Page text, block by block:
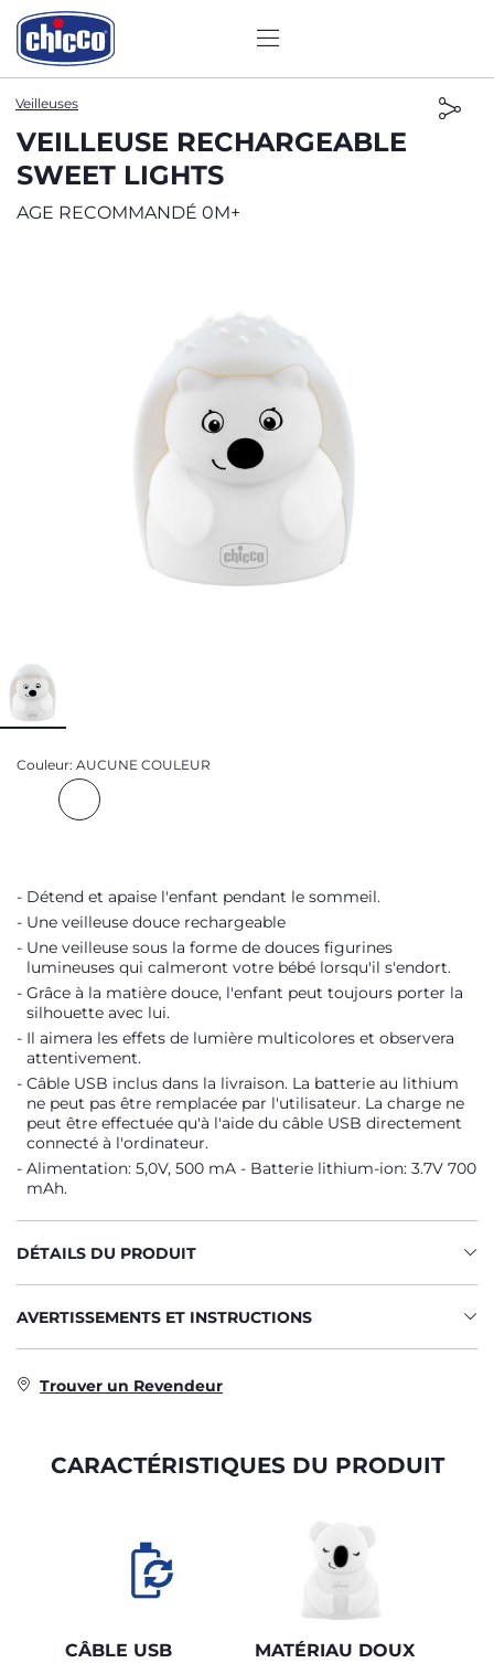
Veilleuses
VEILLEUSE RECHARGEABLE
SWEET LIGHTS
AGE RECOMMANDÉ 0M+
Couleur: AUCUNE COULEUR
Détend et apaise l'enfant pendant le sommeil.
Une veilleuse douce rechargeable
Une veilleuse sous la forme de douces figurines
lumineuses qui calmeront votre bébé lorsqu'il s'endort.
Grâce à la matière douce, l'enfant peut toujours porter la
silhouette avec lui.
Il aimera les effets de lumière multicolores et observera
attentivement.
Câble USB inclus dans la livraison. La batterie au lithium
ne peut pas être remplacée par l'utilisateur. La charge ne
peut être effectuée qu'à l'aide du câble USB directement
connecté à l'ordinateur.
Alimentation: 5,0V, 500 mA - Batterie lithium-ion: 3.7V 700
mAh.
DÉTAILS DU PRODUIT
AVERTISSEMENTS ET INSTRUCTIONS
Trouver un Revendeur
CARACTÉRISTIQUES DU PRODUIT
CÂBLE USB
MATÉRIAU DOUX